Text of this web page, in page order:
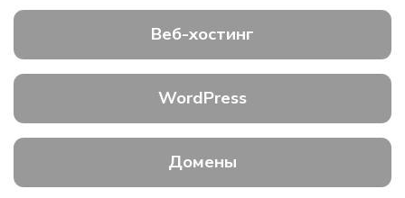
Веб-хостинг
WordPress
Домены